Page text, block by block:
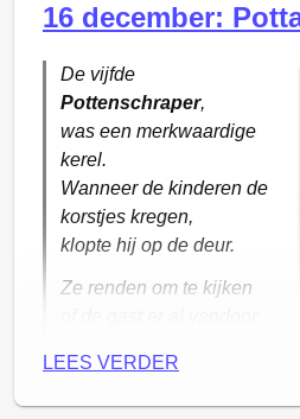
16 december:
De vijfde
Pottenschraper,
was een merkwaardige
kerel.
Wanneer de kinderen de
korstjes kregen,
klopte hij op de deur.
Ze renden om te kijken
Dan haastte hij zich naar de
en haalde zijn goede prijs.
LEES VERDER